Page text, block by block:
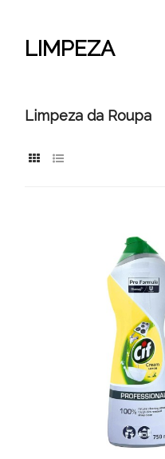
LIMPEZA
Limpeza da Roupa